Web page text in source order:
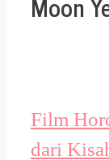
Film
dari